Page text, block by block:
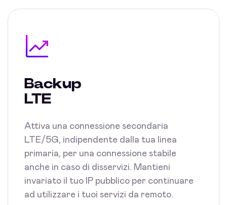
Backup
LTE
Attiva una connessione secondaria
LTE/5G, indipendente dalla tua linea
primaria, per una connessione stabile
anche in caso di disservizi. Mantieni
invariato il tuo IP pubblico per continuare
ad utilizzare i tuoi servizi da remoto.